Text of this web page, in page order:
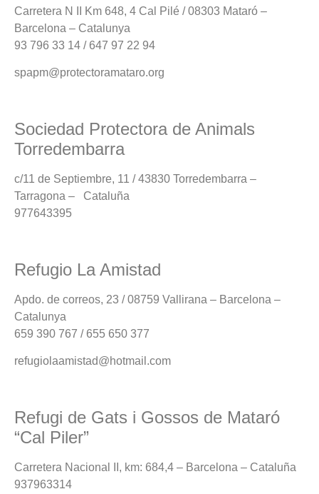
Carretera N II Km 648, 4 Cal Pilé / 08303 Mataró –
Barcelona – Catalunya
93 796 33 14 / 647 97 22 94
spapm@protectoramataro.org
Sociedad Protectora de Animals
Torredembarra
c/11 de Septiembre, 11 / 43830 Torredembarra –
Tarragona – Cataluña
977643395
Refugio La Amistad
Apdo. de correos, 23 / 08759 Vallirana – Barcelona –
Catalunya
659 390 767 / 655 650 377
refugiolaamistad@hotmail.com
Refugi de Gats i Gossos de Mataró
“Cal Piler”
Carretera Nacional II, km: 684,4 – Barcelona – Cataluña
937963314